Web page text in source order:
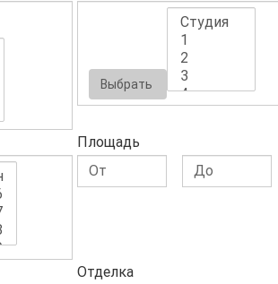
Выбрать
Площадь
Отделка